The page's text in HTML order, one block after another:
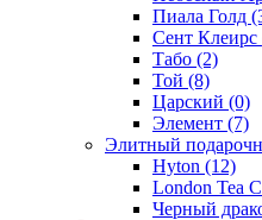
Пиала Голд
Сент Клеирс
Табо (2)
Той (8)
Царский (0)
Элемент (7)
Элитный
Hyton (12)
London Tea
Черный